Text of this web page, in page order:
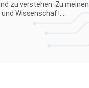
zu verstehen. Zu meinen
Wissenschaft....